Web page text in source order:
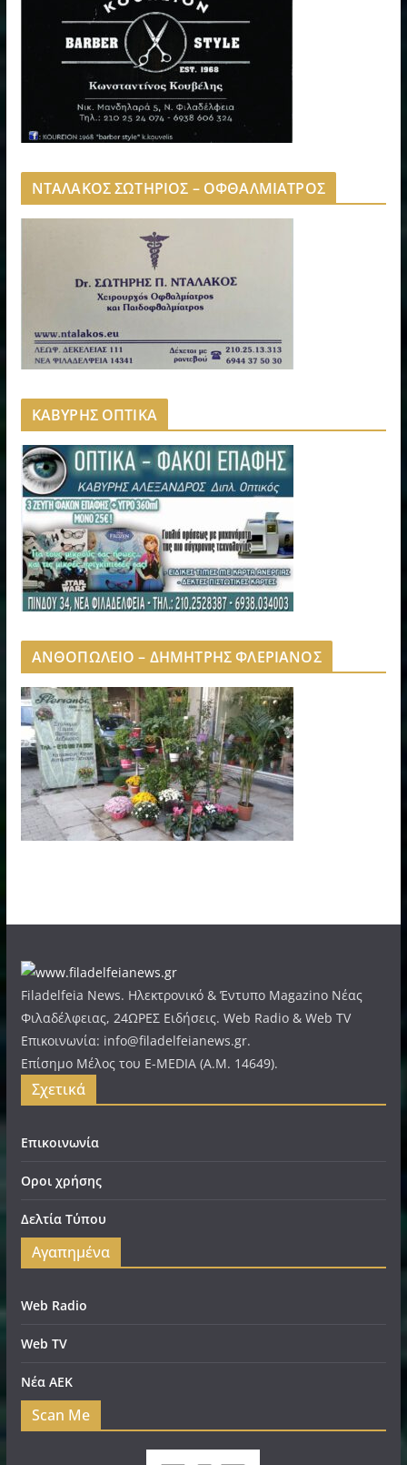
ΝΤΑΛΑΚΟΣ ΣΩΤΗΡΙΟΣ – ΟΦΘΑΛΜΙΑΤΡΟΣ
ΚΑΒΥΡΗΣ ΟΠΤΙΚΑ
ΑΝΘΟΠΩΛΕΙΟ – ΔΗΜΗΤΡΗΣ ΦΛΕΡΙΑΝΟΣ
Filadelfeia News. Ηλεκτρονικό & Έντυπο Magazino Νέας
Φιλαδέλφειας, 24ΩΡΕΣ Ειδήσεις. Web Radio & Web TV
Επικοινωνία: info@filadelfeianews.gr.
Επίσημο Μέλος του E-MEDIA (A.M. 14649).
Σχετικά
Επικοινωνία
Οροι χρήσης
Δελτία Τύπου
Αγαπημένα
Web Radio
Web TV
Νέα ΑΕΚ
Scan Me